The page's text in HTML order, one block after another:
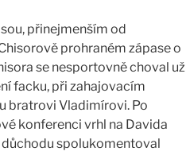
přinejmenším od
prohraném zápase o
se nesportovně choval už
facku, při zahajovacím
bratrovi Vladimírovi. Po
konferenci vrhl na Davida
spolukomentoval